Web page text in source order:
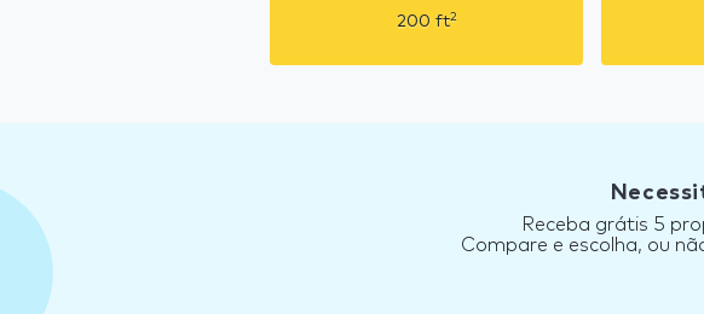
200 ft2
Receba grátis 5
Compare e escolha, ou